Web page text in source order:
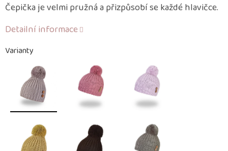
Varianty
Čepička je velmi pružná a přizpůsobí se každé hlavičce.
Detailní informace